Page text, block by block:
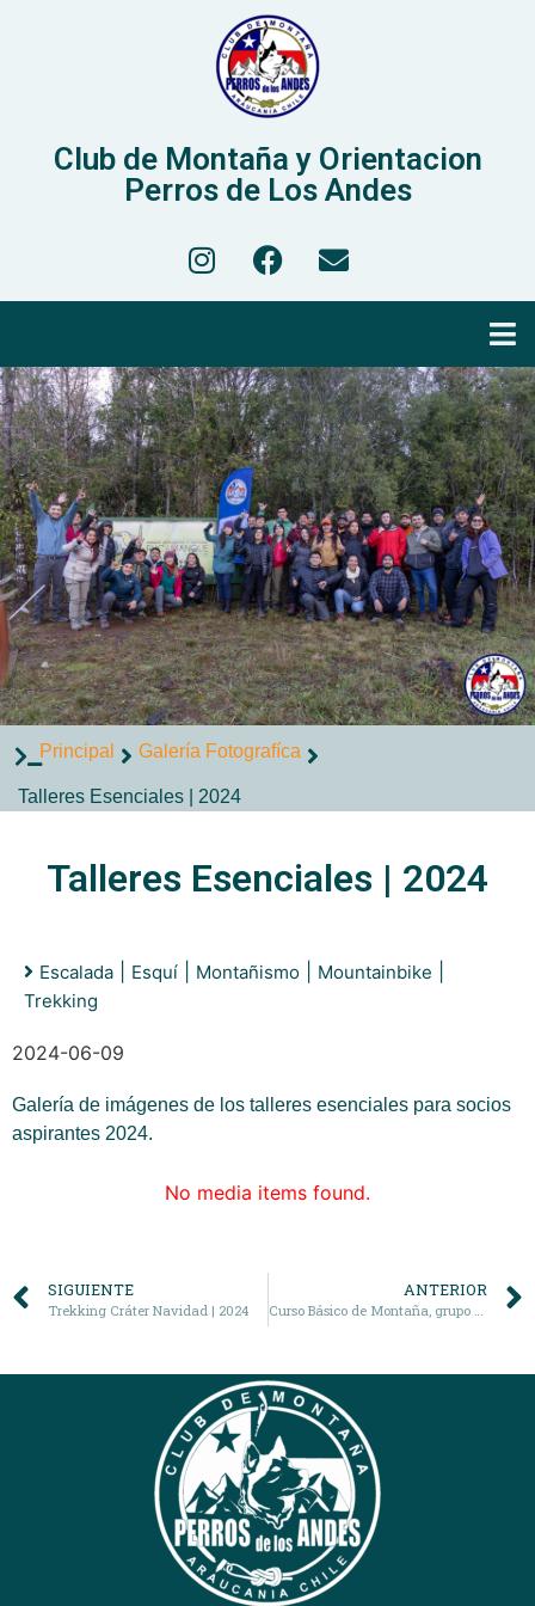
Club de Montaña y Orientacion
Perros de Los Andes
Principal Galería Fotografíca
Talleres Esenciales | 2024
Talleres Esenciales | 2024
Escalada Esquí Montañismo Mountainbike
Trekking
2024-06-09
Galería de imágenes de los talleres esenciales para socios
aspirantes 2024.
No media items found.
SIGUIENTE
Trekking Cráter Navidad | 2024
ANTERIOR
Curso Básico de Montaña, grupo 1 | 2024